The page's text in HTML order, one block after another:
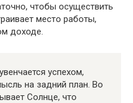
чтобы осуществить
место работы,
доходе.
успехом,
на задний план. Во
Солнце, что